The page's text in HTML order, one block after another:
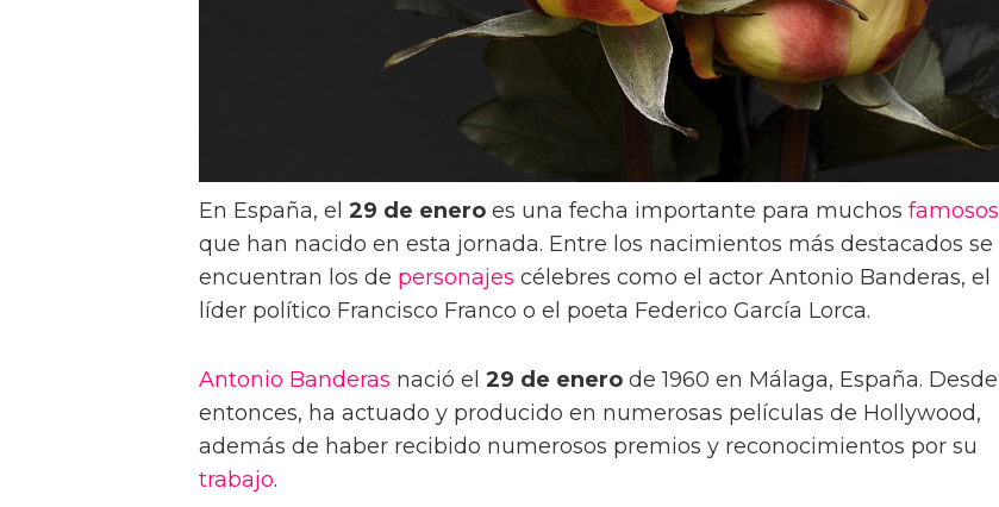
En España, el 29 de enero es una fecha importante para muchos famosos
que han nacido en esta jornada. Entre los nacimientos más destacados se
encuentran los de personajes célebres como el actor Antonio Banderas, el
líder político Francisco Franco o el poeta Federico García Lorca.
Antonio Banderas nació el 29 de enero de 1960 en Málaga, España. Desde
entonces, ha actuado y producido en numerosas películas de Hollywood,
además de haber recibido numerosos premios y reconocimientos por su
trabajo.